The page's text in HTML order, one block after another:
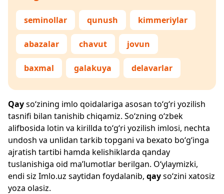
seminollar qunush kimmeriylar
abazalar chavut jovun
baxmal galakuya delavarlar
Qayso‘zining imlo qoidalariga asosan to‘g‘ri yozilish
tasnifi bilan tanishib chiqamiz. So‘zning o‘zbek
alifbosida lotin va kirillda to‘g‘ri yozilish imlosi, nechta
undosh va unlidan tarkib topgani va bexato bo‘g‘inga
ajratish tartibi hamda kelishiklarda qanday
tuslanishiga oid ma’lumotlar berilgan. O‘ylaymizki,
endi siz Imlo.uz saytidan foydalanib, qayso‘zini xatosiz
yoza olasiz.